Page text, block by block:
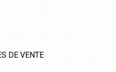
DE VENTE